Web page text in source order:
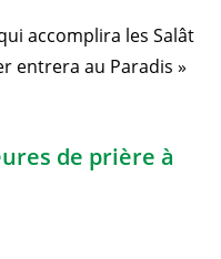
accomplira les Salât
entrera au Paradis »
de prière à